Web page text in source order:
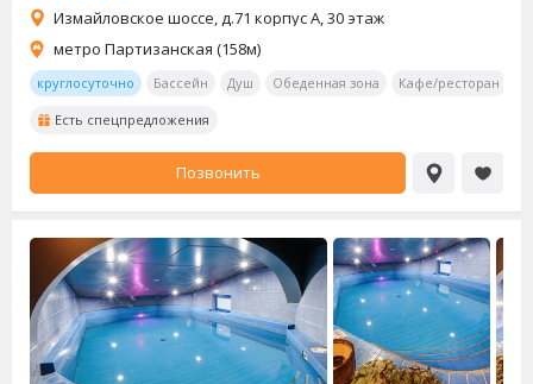
Измайловское шоссе, д.71 корпус А, 30 этаж
метро Партизанская (158м)
круглосуточно Бассейн Душ Обеденная зона Кафе/ресторан
Есть спецпредложения
Позвонить